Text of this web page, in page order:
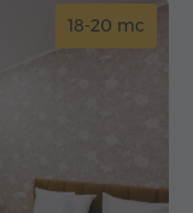
18-20 mc